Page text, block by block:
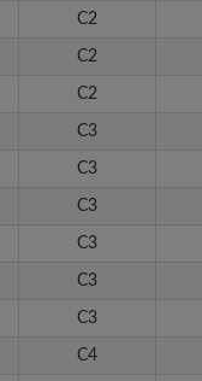
C2
C2
C2
C3
C3
C3
C3
C3
C3
C4